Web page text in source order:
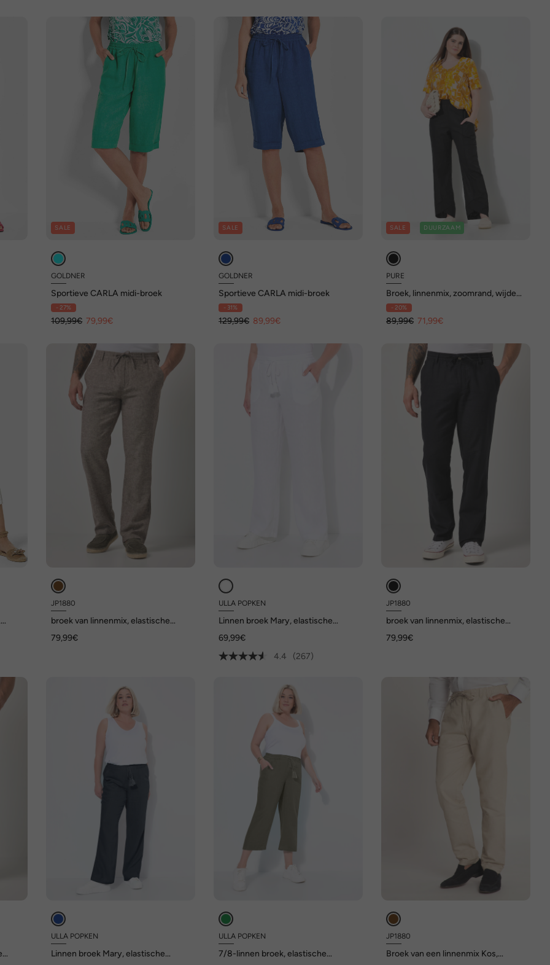
SALE
GOLDNER
Sportieve CARLA midi-broek
- 27%
109,99€ 79,99€
SALE
GOLDNER
Sportieve CARLA midi-broek
- 31%
129,99€ 89,99€
SALE DUURZAAM
PURE
Broek, linnenmix, zoomrand, wijde
broekspijpen, biologisch katoen
- 20%
89,99€ 71,99€
JP1880
broek van linnenmix, elastische
79,99€
ULLA POPKEN
Linnen broek Mary, elastische
69,99€
4.4
(267)
JP1880
broek van linnenmix, elastische
79,99€
ULLA POPKEN
Linnen broek Mary, elastische
ULLA POPKEN
7/8-linnen broek, elastische
JP1880
Broek van een linnenmix Kos,